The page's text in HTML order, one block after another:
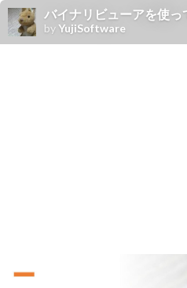
バイナリビューアを使
byYujiSoftware